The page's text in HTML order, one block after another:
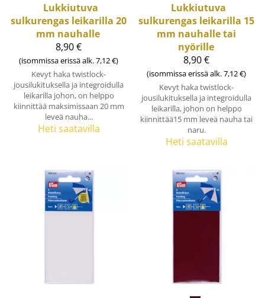
Lukkiutuva
sulkurengas leikarilla 20
mm nauhalle
8,90 €
(isommissa erissä alk. 7,12 €)
Kevyt haka twistlock-
jousilukituksella ja integroidulla
leikarilla johon, on helppo
kiinnittää maksimissaan 20 mm
leveä nauha...
Heti saatavilla
Lukkiutuva
sulkurengas leikarilla 15
mm nauhalle tai
nyörille
8,90 €
(isommissa erissä alk. 7,12 €)
Kevyt haka twistlock-
jousilukituksella ja integroidulla
leikarilla, johon on helppo
kiinnittää15 mm leveä nauha tai
naru.
Heti saatavilla